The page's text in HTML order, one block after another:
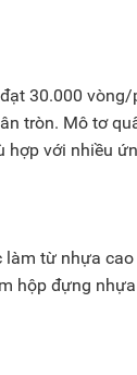
30.000
tròn. Mô tơ
hợp với nhiều
làm từ nhựa cao
hộp đựng